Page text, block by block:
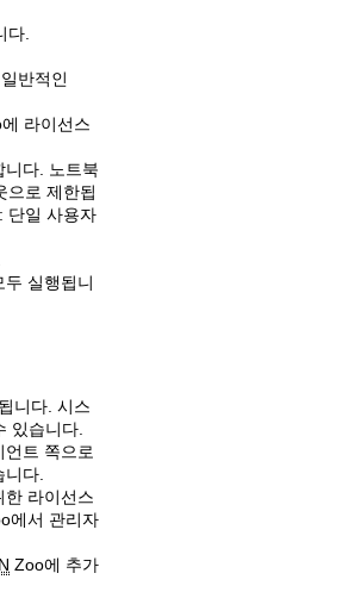
다.
반적인
라이선스
다. 노트북
으로 제한됩
단일 사용자
실행됩니
니다. 시스
있습니다.
트 쪽으로
니다.
라이선스
에서 관리자
Zoo에 추가